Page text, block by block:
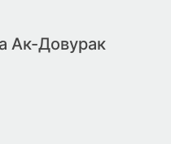
Ак-Довурак